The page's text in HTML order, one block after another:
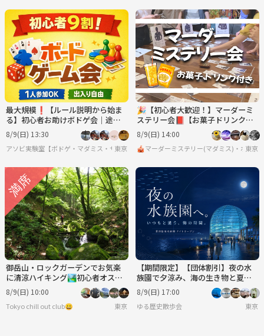
最大規模❗️【ルール説明から始ま
る】初心者お助けボドゲ会｜途中
参加OK 8/9
8/9(日) 13:30
アソビ実験室【ボドゲ・マダミス・サバゲー】
東京
🎉【初心者大歓迎！】マーダーミ
ステリー会📕【お菓子ドリンク
付】【ボードゲーム、マダミス】
8/9(日) 14:00
🎪マーダーミステリー(マダミス)・ボード
東京
御岳山・ロックガーデンでお気楽
に清涼ハイキング🏞初心者オスス
メコース🔰
8/9(日) 10:00
Tokyo chill out club😀 東京
【期間限定】【団体割引】夜の水
族園で夕涼み、海の生き物と夏の
ひんやり時間を楽しもう🐟✨
8/9(日) 17:00
ゆる歴史散歩会 東京